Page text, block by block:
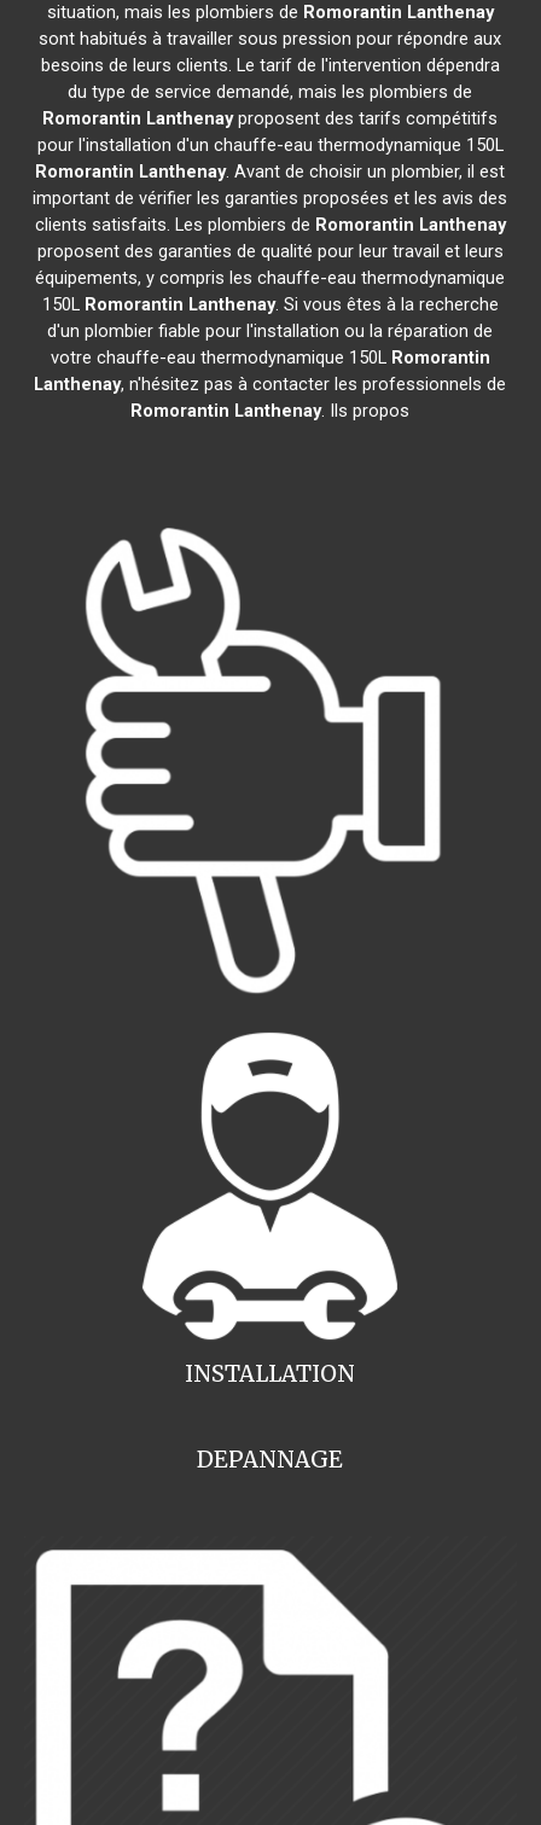
situation, mais les plombiers de Romorantin Lanthenay
sont habitués à travailler sous pression pour répondre aux
besoins de leurs clients. Le tarif de l'intervention dépendra
du type de service demandé, mais les plombiers de
Romorantin Lanthenayproposent des tarifs compétitifs
pour l'installation d'un chauffe-eau thermodynamique 150L
Romorantin Lanthenay. Avant de choisir un plombier, il est
important de vérifier les garanties proposées et les avis des
clients satisfaits. Les plombiers de Romorantin Lanthenay
proposent des garanties de qualité pour leur travail et leurs
équipements, y compris les chauffe-eau thermodynamique
150L Romorantin Lanthenay. Si vous êtes à la recherche
d'un plombier fiable pour l'installation ou la réparation de
votre chauffe-eau thermodynamique 150L Romorantin
Lanthenay, n'hésitez pas à contacter les professionnels de
Romorantin Lanthenay. Ils propos
INSTALLATION
DEPANNAGE